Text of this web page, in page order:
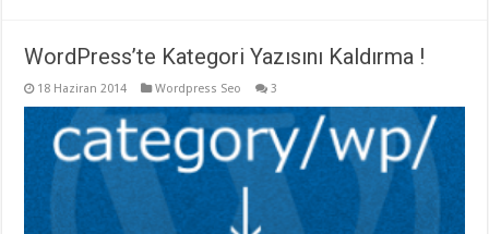
WordPress’te Kategori Yazısını Kaldırma !
18 Haziran 2014 Wordpress Seo 3